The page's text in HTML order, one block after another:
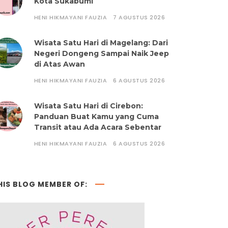
HENI HIKMAYANI FAUZIA 7 AGUSTUS 2026
Wisata Satu Hari di Magelang: Dari
Negeri Dongeng Sampai Naik Jeep
di Atas Awan
HENI HIKMAYANI FAUZIA 6 AGUSTUS 2026
Wisata Satu Hari di Cirebon:
Panduan Buat Kamu yang Cuma
Transit atau Ada Acara Sebentar
HENI HIKMAYANI FAUZIA 6 AGUSTUS 2026
BLOG MEMBER OF: